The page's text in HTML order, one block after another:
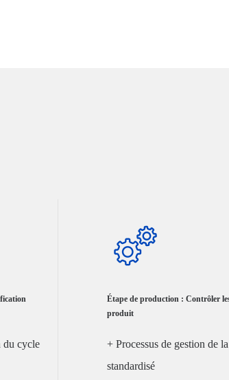
du cycle
Étape de production : Contrôler
produit
+ Processus de gestion de
standardisé